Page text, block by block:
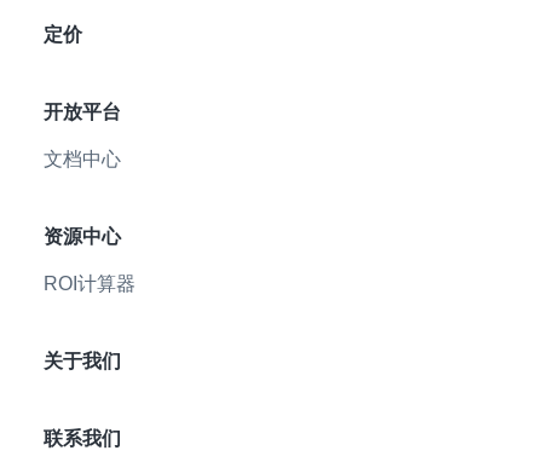
定价
开放平台
文档中心
资源中心
ROI计算器
关于我们
联系我们